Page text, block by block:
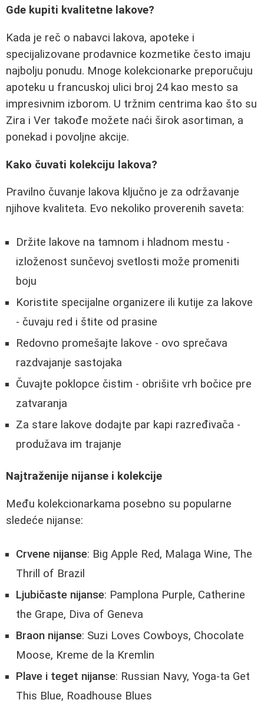
Gde kupiti kvalitetne lakove?
Kada je reč o nabavci lakova, apoteke i
specijalizovane prodavnice kozmetike često imaju
najbolju ponudu. Mnoge kolekcionarke preporučuju
apoteku u francuskoj ulici broj 24 kao mesto sa
impresivnim izborom. U tržnim centrima kao što su
Zira i Ver takođe možete naći širok asortiman, a
ponekad i povoljne akcije.
Kako čuvati kolekciju lakova?
Pravilno čuvanje lakova ključno je za održavanje
njihove kvaliteta. Evo nekoliko proverenih saveta:
Držite lakove na tamnom i hladnom mestu -
izloženost sunčevoj svetlosti može promeniti
boju
Koristite specijalne organizere ili kutije za lakove
- čuvaju red i štite od prasine
Redovno promešajte lakove - ovo sprečava
razdvajanje sastojaka
Čuvajte poklopce čistim - obrišite vrh bočice pre
zatvaranja
Za stare lakove dodajte par kapi razređivača -
produžava im trajanje
Najtraženije nijanse i kolekcije
Među kolekcionarkama posebno su popularne
sledeće nijanse:
Crvene nijanse: Big Apple Red, Malaga Wine, The
Thrill of Brazil
Ljubičaste nijanse: Pamplona Purple, Catherine
the Grape, Diva of Geneva
Braon nijanse: Suzi Loves Cowboys, Chocolate
Moose, Kreme de la Kremlin
Plave i teget nijanse: Russian Navy, Yoga-ta Get
This Blue, Roadhouse Blues